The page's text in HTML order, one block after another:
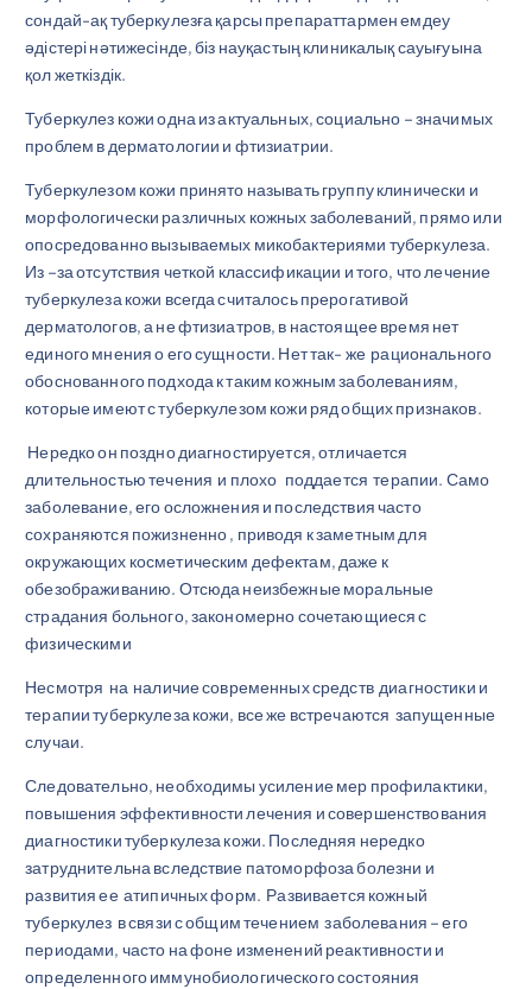
сондай-ақ туберкулезға қарсы препараттармен емдеу
әдістері нәтижесінде, біз науқастың клиникалық сауығуына
қол жеткіздік.
Туберкулез кожи одна из актуальных, социально – значимых
проблем в дерматологии и фтизиатрии.
Туберкулезом кожи принято называть группу клинически и
морфологически различных кожных заболеваний, прямо или
опосредованно вызываемых микобактериями туберкулеза.
Из –за отсутствия четкой классификации и того, что лечение
туберкулеза кожи всегда считалось прерогативой
дерматологов, а не фтизиатров, в настоящее время нет
единого мнения о его сущности. Нет так- же рационального
обоснованного подхода к таким кожным заболеваниям,
которые имеют с туберкулезом кожи ряд общих признаков.
Нередко он поздно диагностируется, отличается
длительностью течения и плохо поддается терапии. Само
заболевание, его осложнения и последствия часто
сохраняются пожизненно , приводя к заметным для
окружающих косметическим дефектам, даже к
обезображиванию. Отсюда неизбежные моральные
страдания больного, закономерно сочетающиеся с
физическими
Несмотря на наличие современных средств диагностики и
терапии туберкулеза кожи, все же встречаются запущенные
случаи.
Следовательно, необходимы усиление мер профилактики,
повышения эффективности лечения и совершенствования
диагностики туберкулеза кожи. Последняя нередко
затруднительна вследствие патоморфоза болезни и
развития ее атипичных форм. Развивается кожный
туберкулез в связи с общим течением заболевания – его
периодами, часто на фоне изменений реактивности и
определенного иммунобиологического состояния